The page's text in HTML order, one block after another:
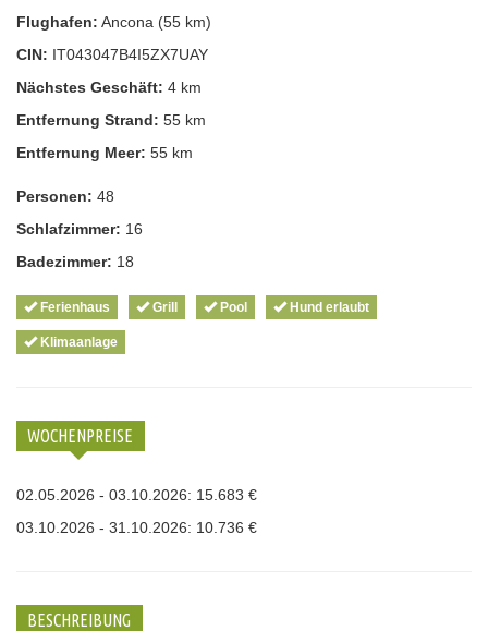
Flughafen: Ancona (55 km)
CIN: IT043047B4I5ZX7UAY
Nächstes Geschäft: 4 km
Entfernung Strand: 55 km
Entfernung Meer: 55 km
Personen: 48
Schlafzimmer: 16
Badezimmer: 18
Ferienhaus Grill Pool Hund erlaubt
Klimaanlage
WOCHENPREISE
02.05.2026 - 03.10.2026: 15.683 €
03.10.2026 - 31.10.2026: 10.736 €
BESCHREIBUNG